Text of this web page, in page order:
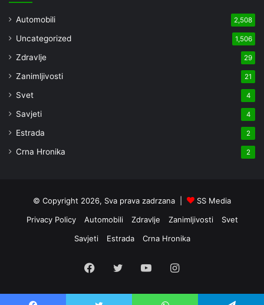
Automobili 2,508
Uncategorized 1,506
Zdravlje 29
Zanimljivosti 21
Svet 4
Savjeti 4
Estrada 2
Crna Hronika 2
© Copyright 2026, Sva prava zadrzana |
SS Media
Privacy Policy
Automobili Zdravlje Zanimljivosti
Svet
Savjeti
Estrada Crna Hronika
Facebook
TwitterYouTubeInstagram